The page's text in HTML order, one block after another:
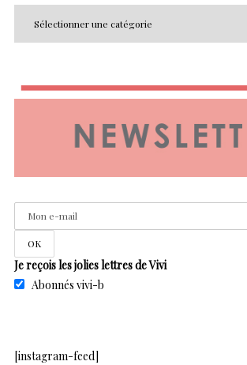
Je reçois les jolies lettres de Vivi
Abonnés vivi-b
[instagram-feed]